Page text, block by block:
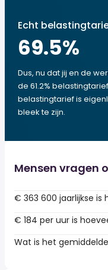
Echt
69.5%
Dus, nu dat jij en de
de 61.2%
belastingtarief is
bleek te zijn.
Mensen vragen
€ 363 600 jaarlijkse is
€ 184 per uur is
Wat is het